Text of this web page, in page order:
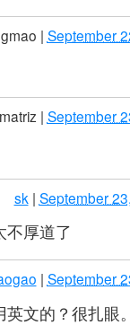
| September
matriz | September
sk | September
不厚道了
| September
文的？很扎眼